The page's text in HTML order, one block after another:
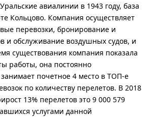
авиалинии в 1943 году, база
Кольцово. Компания осуществляет
перевозки, бронирование и
и обслуживание воздушных судов, и
существования компания показала
работы, она постоянно
почетное 4 место в ТОП-е
по количеству перелетов. В 2018
13% перелетов это 9 000 579
услугами данной